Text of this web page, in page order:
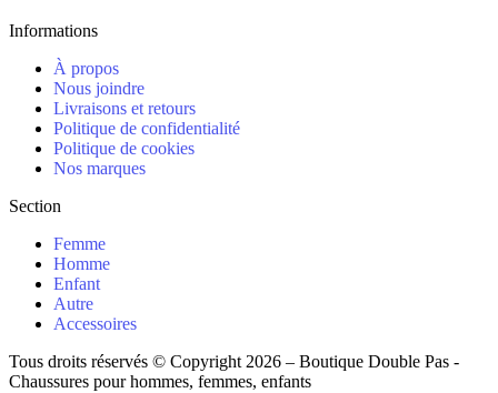
Informations
À propos
Nous joindre
Livraisons et retours
Politique de confidentialité
Politique de cookies
Nos marques
Section
Femme
Homme
Enfant
Autre
Accessoires
Tous droits réservés © Copyright 2026 – Boutique Double Pas -
Chaussures pour hommes, femmes, enfants